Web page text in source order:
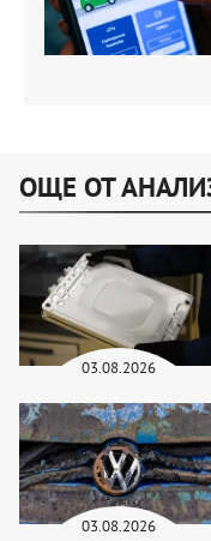
ОЩЕ ОТ
03.08.2026
03.08.2026